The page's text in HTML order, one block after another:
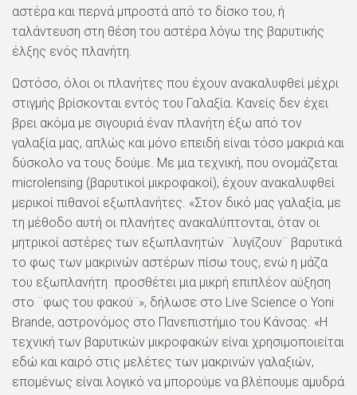
αστέρα και περνά μπροστά από το δίσκο του, ή
ταλάντευση στη θέση του αστέρα λόγω της βαρυτικής
έλξης ενός πλανήτη.
Ωστόσο, όλοι οι πλανήτες που έχουν ανακαλυφθεί μέχρι
στιγμής βρίσκονται εντός του Γαλαξία. Κανείς δεν έχει
βρει ακόμα με σιγουριά έναν πλανήτη έξω από τον
γαλαξία μας, απλώς και μόνο επειδή είναι τόσο μακριά και
δύσκολο να τους δούμε. Με μια τεχνική, που ονομάζεται
microlensing (βαρυτικοί μικροφακοί), έχουν ανακαλυφθεί
μερικοί πιθανοί εξωπλανήτες. «Στον δικό μας γαλαξία, με
τη μέθοδο αυτή οι πλανήτες ανακαλύπτονται, όταν οι
μητρικοί αστέρες των εξωπλανητών ¨λυγίζουν¨ βαρυτικά
το φως των μακρινών αστέρων πίσω τους, ενώ η μάζα
του εξωπλανήτη προσθέτει μια μικρή επιπλέον αύξηση
στο ¨φως του φακού¨», δήλωσε στο Live Science ο Yoni
Brande, αστρονόμος στο Πανεπιστήμιο του Κάνσας. «Η
τεχνική των βαρυτικών μικροφακών είναι χρησιμοποιείται
εδώ και καιρό στις μελέτες των μακρινών γαλαξιών,
επομένως είναι λογικό να μπορούμε να βλέπουμε αμυδρά